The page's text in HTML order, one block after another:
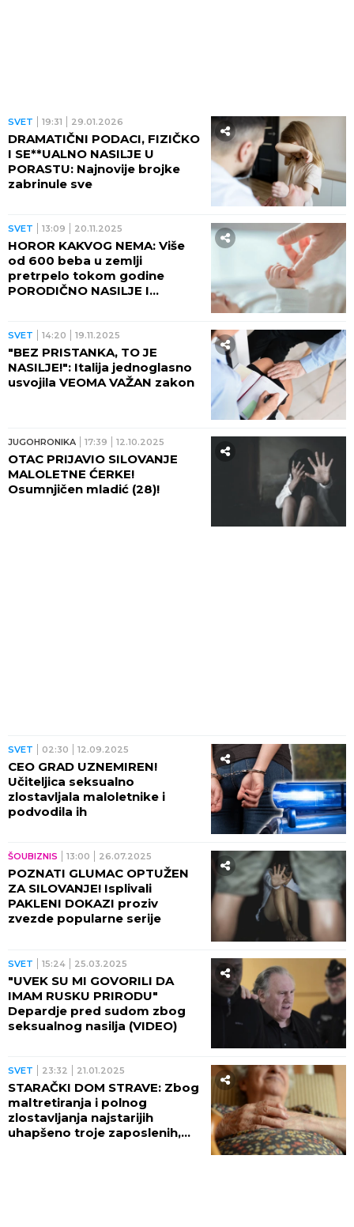
SVET 19:31 29.01.2026
DRAMATIČNI PODACI, FIZIČKO
I SE**UALNO NASILJE U
PORASTU: Najnovije brojke
zabrinule sve
SVET 13:09 20.11.2025
HOROR KAKVOG NEMA: Više
od 600 beba u zemlji
pretrpelo tokom godine
PORODIČNO NASILJE I
SVET 14:20 19.11.2025
"BEZ PRISTANKA, TO JE
NASILJE!": Italija jednoglasno
usvojila VEOMA VAŽAN zakon
JUGOHRONIKA 17:39 12.10.2025
OTAC PRIJAVIO SILOVANJE
MALOLETNE ĆERKE!
Osumnjičen mladić (28)!
SVET 02:30 12.09.2025
CEO GRAD UZNEMIREN!
Učiteljica seksualno
zlostavljala maloletnike i
podvodila ih
ŠOUBIZNIS 13:00 26.07.2025
POZNATI GLUMAC OPTUŽEN
ZA SILOVANJE! Isplivali
PAKLENI DOKAZI proziv
zvezde popularne serije
SVET 15:24 25.03.2025
"UVEK SU MI GOVORILI DA
IMAM RUSKU PRIRODU"
Depardje pred sudom zbog
seksualnog nasilja (VIDEO)
SVET 23:32 21.01.2025
STARAČKI DOM STRAVE: Zbog
maltretiranja i polnog
zlostavljanja najstarijih
uhapšeno troje zaposlenih,